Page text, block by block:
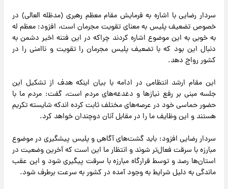
سردار رضایی با اشاره به فرمایش مقام معظم رهبری (مدظله العالی) در
خصوص تضعیف پلیس به معنای تقویت مجرمان است، افزود: معظم له
به خوبی به این موضوع اشاره کردند چراکه در این فتنه اخیر دشمن به
دنبال این بود که با تضعیف پلیس مجرمان را تقویت و ناامنی را در
کشور رواج دهد.
این مقام ارشد انتظامی در ادامه با بیان اینکه هدف از تشکیل این
جلسه مبنی بر رفع نیاز‌ها و دغدغه‌های مردم است، گفت: مردم ما با
حضور حماسی خود در عرصه‌های مختلف ثابت کرده اندکه شایسته تکریم
هستند و این وظایف ما را در مقابل آنان دوچندان خواهد کرد.
سردار رضایی افزود: باید گشت‌های آگاهی و پلیس پیشگیری در موضوع
مبارزه با سرقت فعال‌تر شوند و انتظار ما این است که آخرین وضعیت در
استان‌ها رصد و توسط قرارگاه مبارزه با سرقت پیگیری شود و این عقب
ماندگی به دلیل شرایط به وجود آمده در کشور به سرعت برطرف شود.